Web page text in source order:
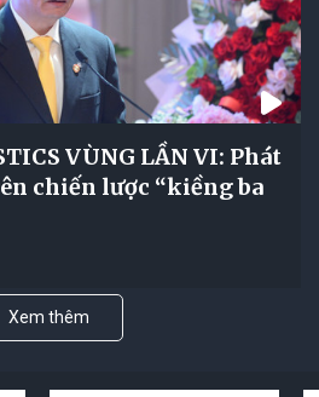
VÙNG LẦN VI: Phát
chiến lược “kiềng ba
Xem thêm